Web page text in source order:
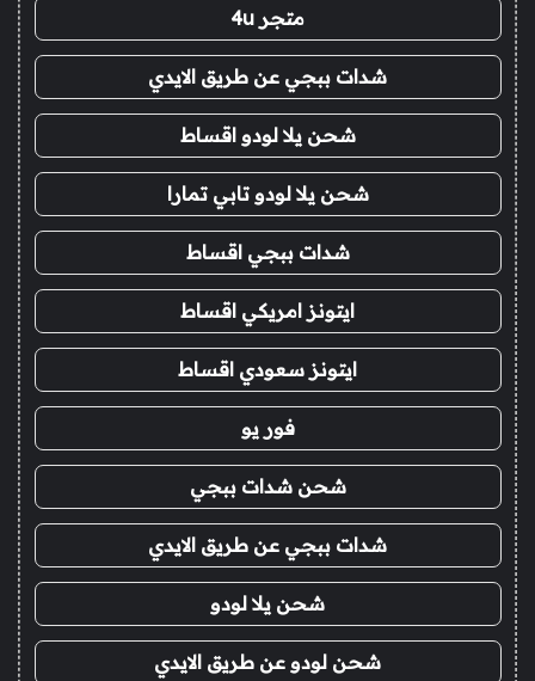
متجر 4u
شدات ببجي عن طريق الايدي
شحن يلا لودو اقساط
شحن يلا لودو تابي تمارا
شدات ببجي اقساط
ايتونز امريكي اقساط
ايتونز سعودي اقساط
فور يو
شحن شدات ببجي
شدات ببجي عن طريق الايدي
شحن يلا لودو
شحن لودو عن طريق الايدي